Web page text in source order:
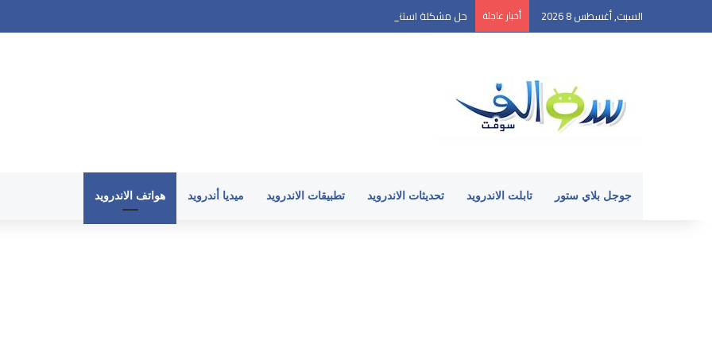
السبت, أغسطس 8 2026 أخبار عاجلة حل مشكلة استنزاف بطارية الأندرويد وارتفاع حرارة الهاتف في 2026
جوجل بلاي ستور تابلت الاندرويد تحديثات الاندرويد تطبيقات الاندرويد ميديا أندرويد هواتف الاندرويد